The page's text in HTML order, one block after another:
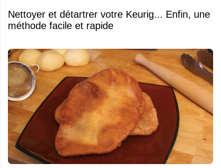
Nettoyer et détartrer votre Keurig... Enfin, une
méthode facile et rapide